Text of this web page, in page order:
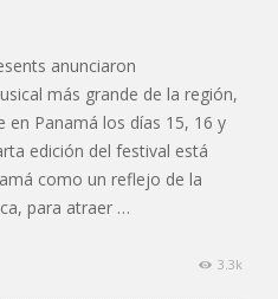
anunciaron
más grande de la región,
en Panamá los días 15, 16 y
edición del festival está
como un reflejo de la
para atraer …
3.3k